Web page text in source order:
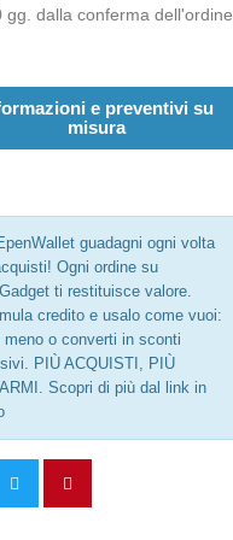
gg. dalla conferma dell'ordine
e preventivi su
misura
guadagni ogni volta
Ogni ordine su
ti restituisce valore.
credito e usalo come vuoi:
meno o converti in sconti
PIÙ ACQUISTI, PIÙ
Scopri di più dal link in